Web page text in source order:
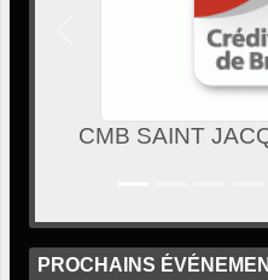
CMB SAINT
PROCHAINS